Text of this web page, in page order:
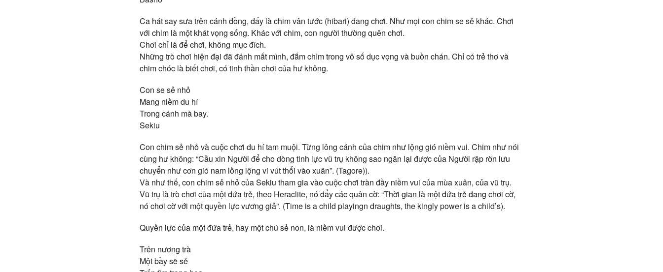
Ca hát say sưa trên cánh đồng, đấy là chim vân tước (hibari) đang chơi. Như mọi con chim se sẻ khác. Chơi
với chim là một khát vọng sống. Khác với chim, con người thường quên chơi.
Chơi chỉ là để chơi, không mục đích.
Những trò chơi hiện đại đã đánh mất mình, đắm chìm trong vô số dục vọng và buồn chán. Chỉ có trẻ thơ và
chim chóc là biết chơi, có tinh thần chơi của hư không.
Con se sẻ nhỏ
Mang niềm du hí
Trong cánh mà bay.
Sekiu
Con chim sẻ nhỏ và cuộc chơi du hí tam muội. Từng lông cánh của chim như lộng gió niềm vui. Chim như nói
cùng hư không: “Cầu xin Người để cho dòng tinh lực vũ trụ không sao ngăn lại được của Người rập rờn lưu
chuyển như cơn gió nam lồng lộng vi vút thổi vào xuân”. (Tagore)).
Và như thế, con chim sẻ nhỏ của Sekiu tham gia vào cuộc chơi tràn đầy niềm vui của mùa xuân, của vũ trụ.
Vũ trụ là trò chơi của một đứa trẻ, theo Heraclite, nó đẩy các quân cờ: “Thời gian là một đứa trẻ đang chơi cờ,
nó chơi cờ với một quyền lực vương giả”. (Time is a child playingn draughts, the kingly power is a child’s).
Quyền lực của một đứa trẻ, hay một chú sẻ non, là niềm vui được chơi.
Trên nương trà
Một bầy sẽ sẻ